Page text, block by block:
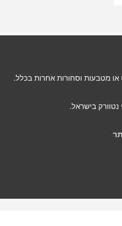
מטבעות וסחורות אחרות בכלל.